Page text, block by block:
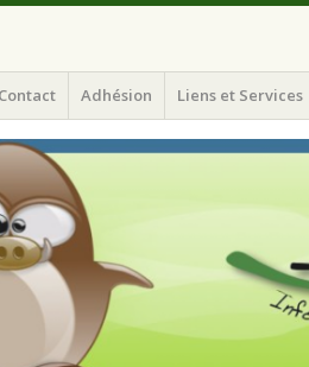
en Ardenne)
Contact Adhésion Liens et Services